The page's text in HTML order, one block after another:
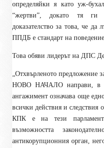
определяйки я като уж-
“жертви”, докато тя ги
доказателство за това, че да
ППДБ е стандарт на
Това обяви лидерът на ДПС
„Отхвърленото предложение
НОВО НАЧАЛО направи, в
ангажимент означава още
всички действия и следствия
КПК е на тези
възможността
антикорупционния орган,